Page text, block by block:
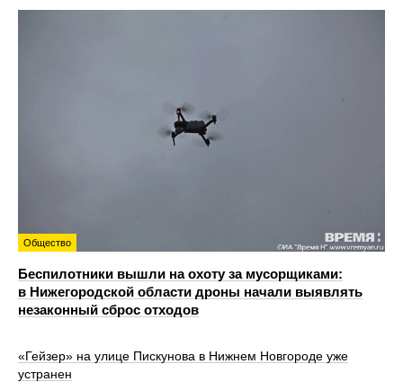
Общество
Беспилотники вышли на охоту за мусорщиками:
в Нижегородской области дроны начали выявлять
незаконный сброс отходов
«Гейзер» на улице Пискунова в Нижнем Новгороде уже
устранен